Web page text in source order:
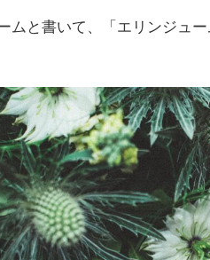
ムと書いて、「エリンジ